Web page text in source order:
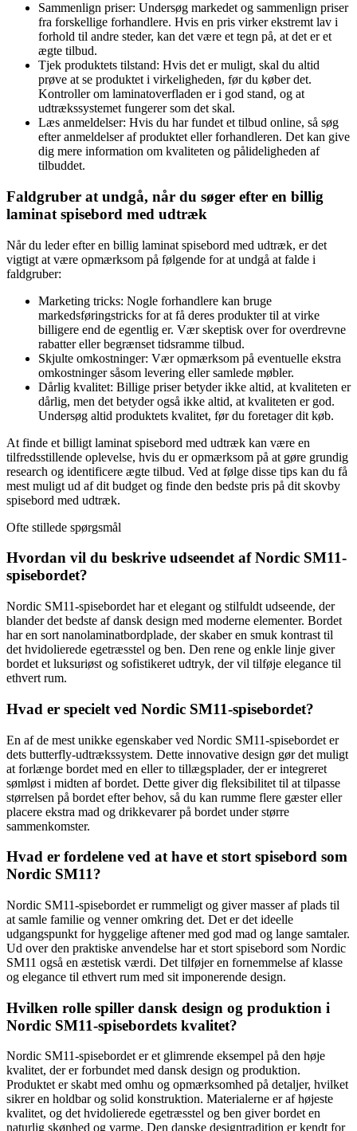
Sammenlign priser: Undersøg markedet og sammenlign priser
fra forskellige forhandlere. Hvis en pris virker ekstremt lav i
forhold til andre steder, kan det være et tegn på, at det er et
ægte tilbud.
Tjek produktets tilstand: Hvis det er muligt, skal du altid
prøve at se produktet i virkeligheden, før du køber det.
Kontroller om laminatoverfladen er i god stand, og at
udtrækssystemet fungerer som det skal.
Læs anmeldelser: Hvis du har fundet et tilbud online, så søg
efter anmeldelser af produktet eller forhandleren. Det kan give
dig mere information om kvaliteten og pålideligheden af ​​
tilbuddet.
Faldgruber at undgå, når du søger efter en billig
laminat spisebord med udtræk
Når du leder efter en billig laminat spisebord med udtræk, er det
vigtigt at være opmærksom på følgende for at undgå at falde i
faldgruber:
Marketing tricks: Nogle forhandlere kan bruge
markedsføringstricks for at få deres produkter til at virke
billigere end de egentlig er. Vær skeptisk over for overdrevne
rabatter eller begrænset tidsramme tilbud.
Skjulte omkostninger: Vær opmærksom på eventuelle ekstra
omkostninger såsom levering eller samlede møbler.
Dårlig kvalitet: Billige priser betyder ikke altid, at kvaliteten er
dårlig, men det betyder også ikke altid, at kvaliteten er god.
Undersøg altid produktets kvalitet, før du foretager dit køb.
At finde et billigt laminat spisebord med udtræk kan være en
tilfredsstillende oplevelse, hvis du er opmærksom på at gøre grundig
research og identificere ægte tilbud. Ved at følge disse tips kan du få
mest muligt ud af dit budget og finde den bedste pris på dit skovby
spisebord med udtræk.
Ofte stillede spørgsmål
Hvordan vil du beskrive udseendet af Nordic SM11-
spisebordet?
Nordic SM11-spisebordet har et elegant og stilfuldt udseende, der
blander det bedste af dansk design med moderne elementer. Bordet
har en sort nanolaminatbordplade, der skaber en smuk kontrast til
det hvidolierede egetræsstel og ben. Den rene og enkle linje giver
bordet et luksuriøst og sofistikeret udtryk, der vil tilføje elegance til
ethvert rum.
Hvad er specielt ved Nordic SM11-spisebordet?
En af de mest unikke egenskaber ved Nordic SM11-spisebordet er
dets butterfly-udtrækssystem. Dette innovative design gør det muligt
at forlænge bordet med en eller to tillægsplader, der er integreret
sømløst i midten af bordet. Dette giver dig fleksibilitet til at tilpasse
størrelsen på bordet efter behov, så du kan rumme flere gæster eller
placere ekstra mad og drikkevarer på bordet under større
sammenkomster.
Hvad er fordelene ved at have et stort spisebord som
Nordic SM11?
Nordic SM11-spisebordet er rummeligt og giver masser af plads til
at samle familie og venner omkring det. Det er det ideelle
udgangspunkt for hyggelige aftener med god mad og lange samtaler.
Ud over den praktiske anvendelse har et stort spisebord som Nordic
SM11 også en æstetisk værdi. Det tilføjer en fornemmelse af klasse
og elegance til ethvert rum med sit imponerende design.
Hvilken rolle spiller dansk design og produktion i
Nordic SM11-spisebordets kvalitet?
Nordic SM11-spisebordet er et glimrende eksempel på den høje
kvalitet, der er forbundet med dansk design og produktion.
Produktet er skabt med omhu og opmærksomhed på detaljer, hvilket
sikrer en holdbar og solid konstruktion. Materialerne er af højeste
kvalitet, og det hvidolierede egetræsstel og ben giver bordet en
naturlig skønhed og varme. Den danske designtradition er kendt for